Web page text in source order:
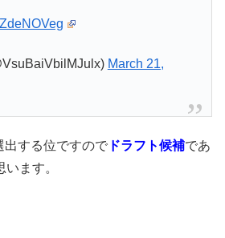
March 21,
出する位ですので ドラフト候補であ
ます。